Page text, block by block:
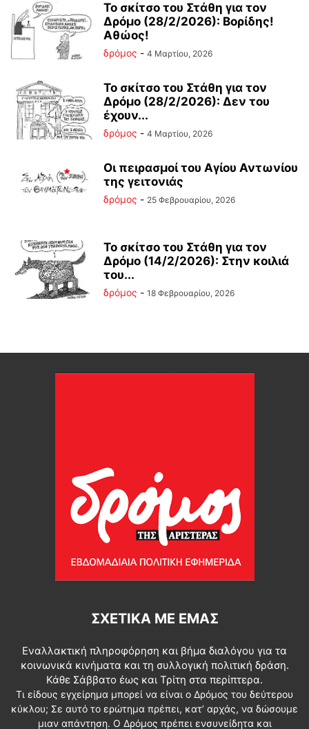
Το σκίτσο του Στάθη για τον
Δρόμο (28/2/2026): Βορίδης!
Αθώος!
δρόμος - 4 Μαρτίου, 2026
Το σκίτσο του Στάθη για τον
Δρόμο (28/2/2026): Δεν του
έχουν...
δρόμος - 4 Μαρτίου, 2026
Οι πειρασμοί του Αγίου Αντωνίου
της γειτονιάς
δρόμος - 25 Φεβρουαρίου, 2026
Το σκίτσο του Στάθη για τον
Δρόμο (14/2/2026): Στην κοιλιά
του...
δρόμος - 18 Φεβρουαρίου, 2026
ΣΧΕΤΙΚΆ ΜΕ ΕΜΆΣ
Εναλλακτική πληροφόρηση και βήμα διαλόγου για τα
κοινωνικά κινήματα και τη συλλογική πολιτική δράση.
Κάθε Σάββατο έως και Τρίτη στα περίπτερα.
Τι είδους εγχείρημα μπορεί να είναι ο Δρόμος του δεύτερου
κύκλου; Σε αυτό το ερώτημα πρέπει, κατ’ αρχάς, να δώσουμε
μιαν απάντηση. Ο Δρόμος πρέπει ενσυνείδητα και